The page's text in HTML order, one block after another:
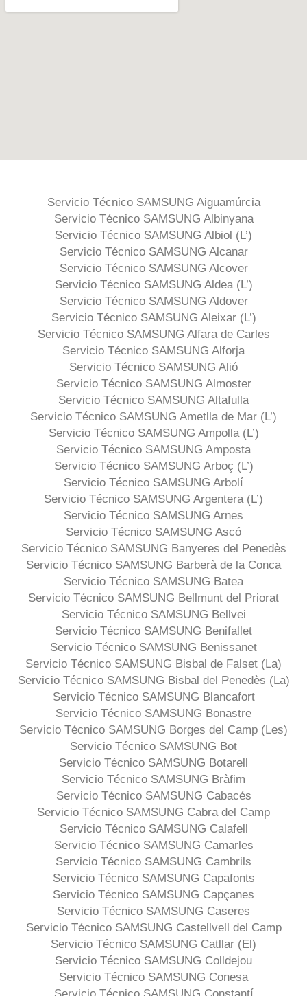
Servicio Técnico SAMSUNG Aiguamúrcia
Servicio Técnico SAMSUNG Albinyana
Servicio Técnico SAMSUNG Albiol (L’)
Servicio Técnico SAMSUNG Alcanar
Servicio Técnico SAMSUNG Alcover
Servicio Técnico SAMSUNG Aldea (L’)
Servicio Técnico SAMSUNG Aldover
Servicio Técnico SAMSUNG Aleixar (L’)
Servicio Técnico SAMSUNG Alfara de Carles
Servicio Técnico SAMSUNG Alforja
Servicio Técnico SAMSUNG Alió
Servicio Técnico SAMSUNG Almoster
Servicio Técnico SAMSUNG Altafulla
Servicio Técnico SAMSUNG Ametlla de Mar (L’)
Servicio Técnico SAMSUNG Ampolla (L’)
Servicio Técnico SAMSUNG Amposta
Servicio Técnico SAMSUNG Arboç (L’)
Servicio Técnico SAMSUNG Arbolí
Servicio Técnico SAMSUNG Argentera (L’)
Servicio Técnico SAMSUNG Arnes
Servicio Técnico SAMSUNG Ascó
Servicio Técnico SAMSUNG Banyeres del Penedès
Servicio Técnico SAMSUNG Barberà de la Conca
Servicio Técnico SAMSUNG Batea
Servicio Técnico SAMSUNG Bellmunt del Priorat
Servicio Técnico SAMSUNG Bellvei
Servicio Técnico SAMSUNG Benifallet
Servicio Técnico SAMSUNG Benissanet
Servicio Técnico SAMSUNG Bisbal de Falset (La)
Servicio Técnico SAMSUNG Bisbal del Penedès (La)
Servicio Técnico SAMSUNG Blancafort
Servicio Técnico SAMSUNG Bonastre
Servicio Técnico SAMSUNG Borges del Camp (Les)
Servicio Técnico SAMSUNG Bot
Servicio Técnico SAMSUNG Botarell
Servicio Técnico SAMSUNG Bràfim
Servicio Técnico SAMSUNG Cabacés
Servicio Técnico SAMSUNG Cabra del Camp
Servicio Técnico SAMSUNG Calafell
Servicio Técnico SAMSUNG Camarles
Servicio Técnico SAMSUNG Cambrils
Servicio Técnico SAMSUNG Capafonts
Servicio Técnico SAMSUNG Capçanes
Servicio Técnico SAMSUNG Caseres
Servicio Técnico SAMSUNG Castellvell del Camp
Servicio Técnico SAMSUNG Catllar (El)
Servicio Técnico SAMSUNG Colldejou
Servicio Técnico SAMSUNG Conesa
Servicio Técnico SAMSUNG Constantí